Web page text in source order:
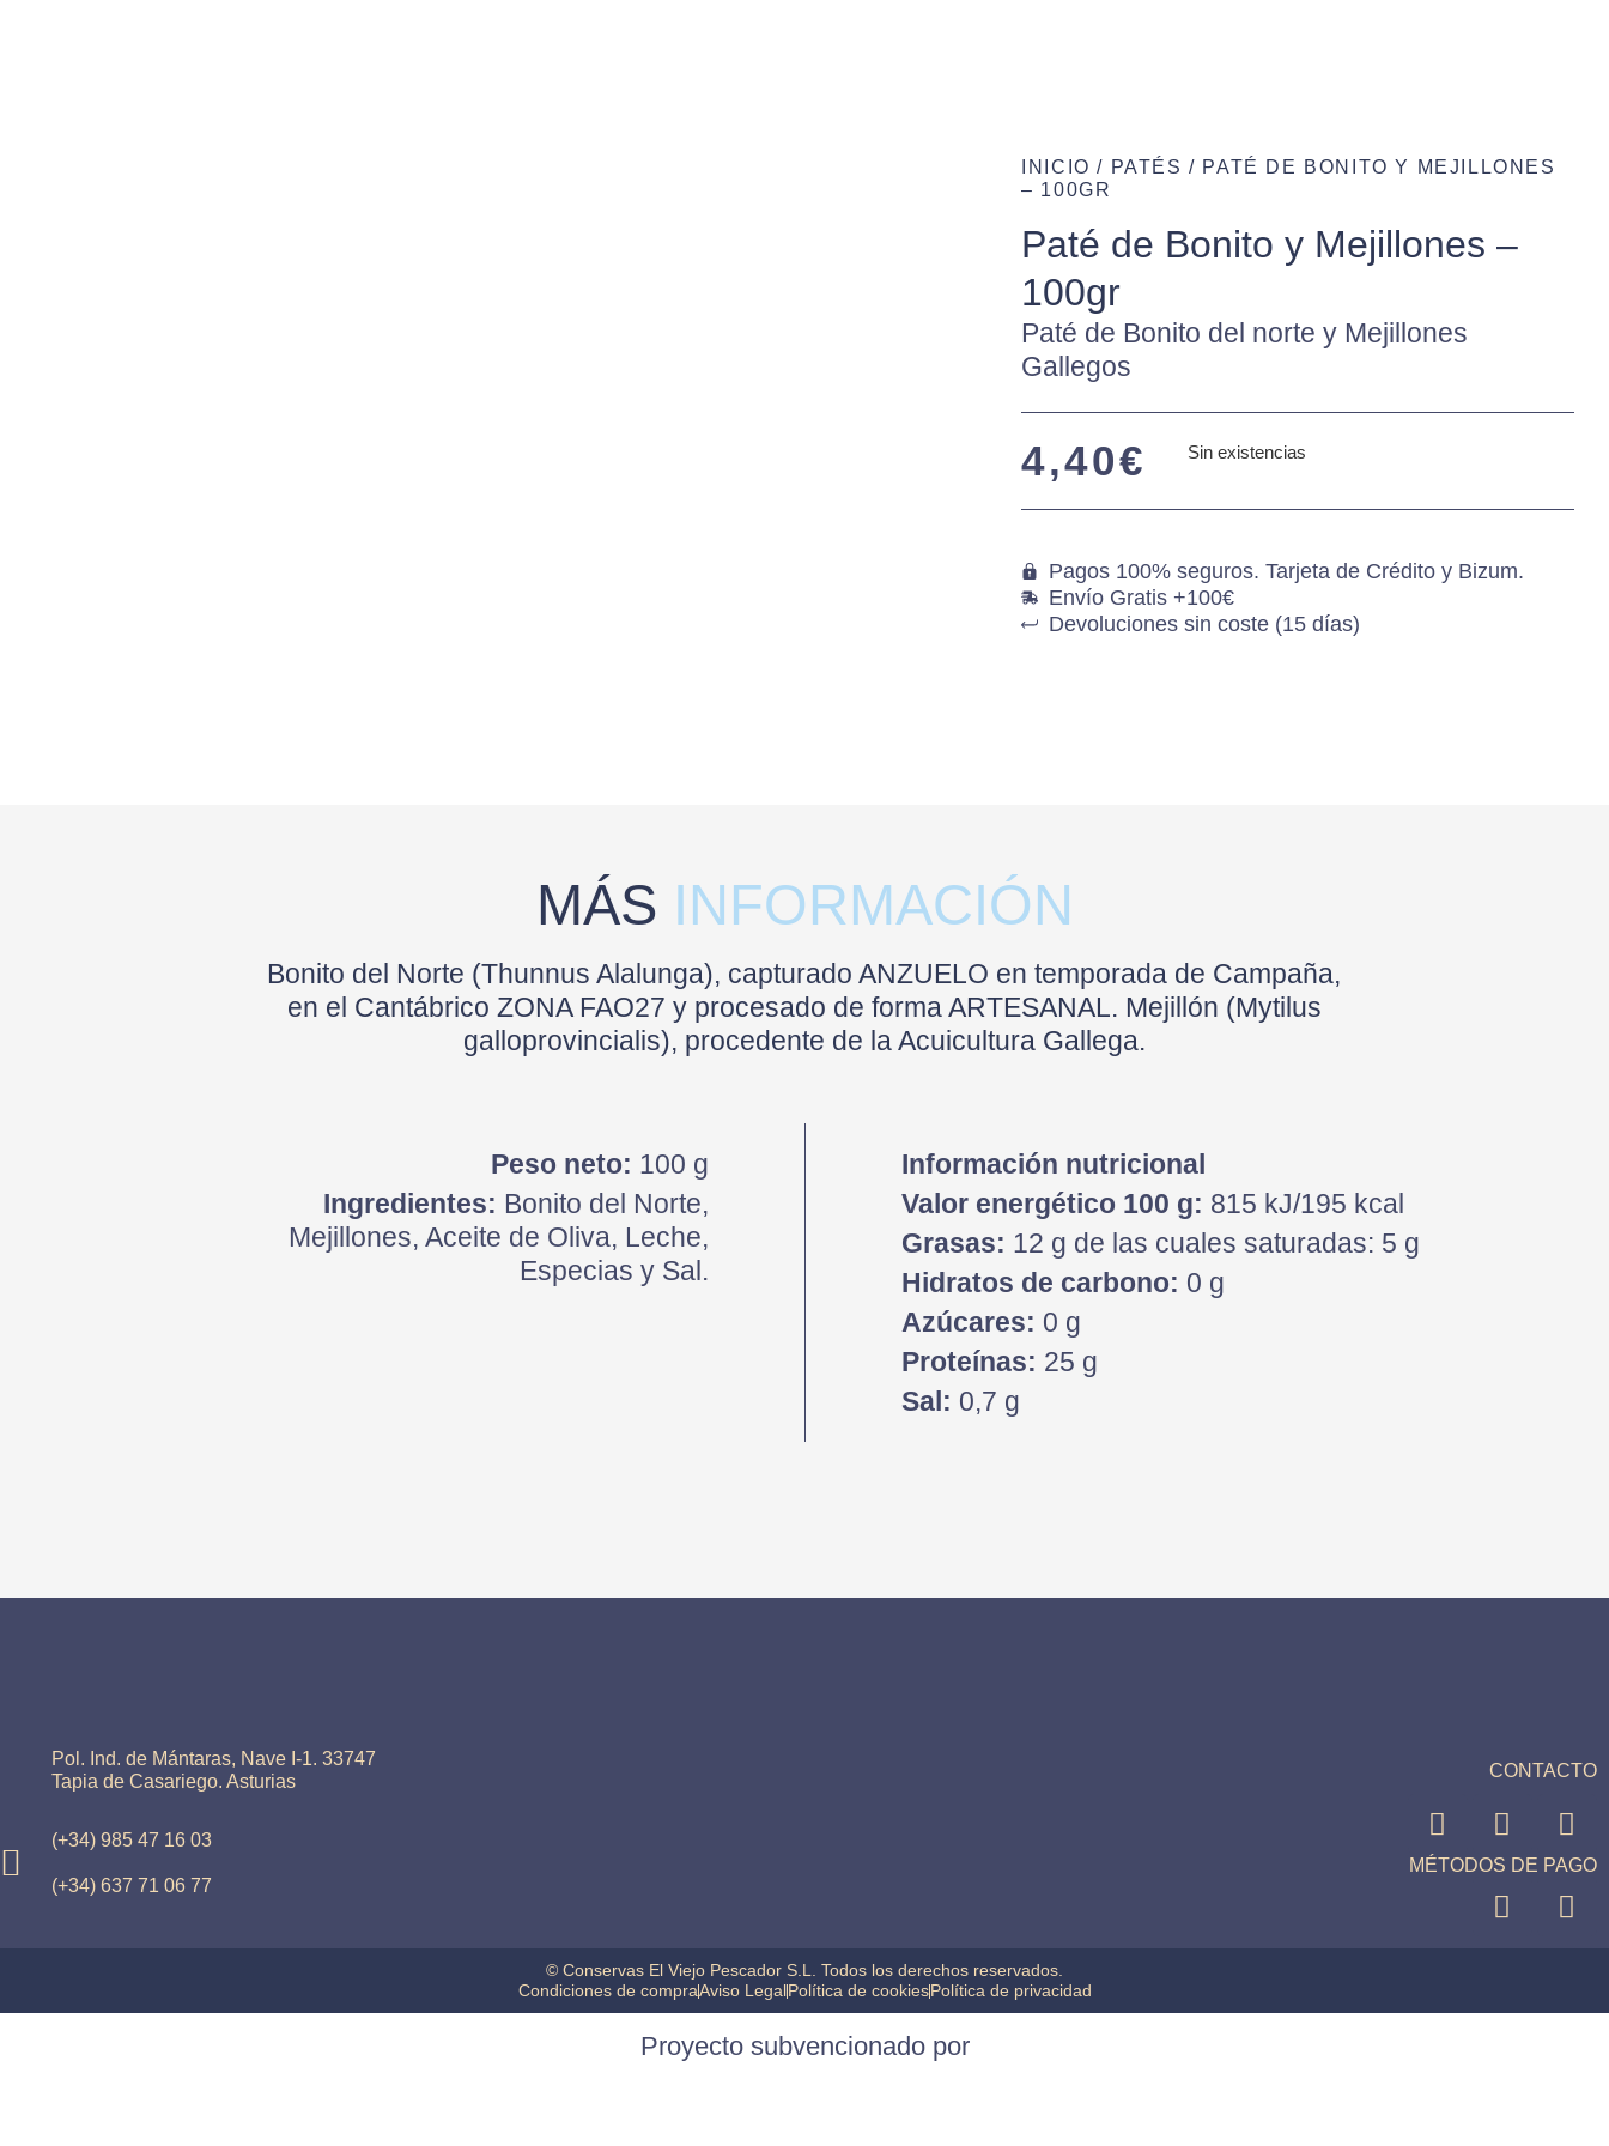
INICIO / PATÉS / PATÉ DE BONITO Y MEJILLONES
– 100GR
Paté de Bonito y Mejillones –
100gr
Paté de Bonito del norte y Mejillones
Gallegos
4,40€ Sin existencias
Pagos 100% seguros. Tarjeta de Crédito y Bizum.
Envío Gratis +100€
Devoluciones sin coste (15 días)
MÁS INFORMACIÓN
Bonito del Norte (Thunnus Alalunga), capturado ANZUELO en temporada de Campaña,
en el Cantábrico ZONA FAO27 y procesado de forma ARTESANAL. Mejillón (Mytilus
galloprovincialis), procedente de la Acuicultura Gallega.
Peso neto: 100 g
Ingredientes: Bonito del Norte,
Mejillones, Aceite de Oliva, Leche,
Especias y Sal.
Información nutricional
Valor energético 100 g: 815 kJ/195 kcal
Grasas: 12 g de las cuales saturadas: 5 g
Hidratos de carbono: 0 g
Azúcares: 0 g
Proteínas: 25 g
Sal: 0,7 g
Pol. Ind. de Mántaras, Nave I-1. 33747
Tapia de Casariego. Asturias
(+34) 985 47 16 03
(+34) 637 71 06 77
CONTACTO
MÉTODOS DE PAGO
© Conservas El Viejo Pescador S.L. Todos los derechos reservados.
Condiciones de compraAviso LegalPolítica de cookiesPolítica de privacidad
Proyecto subvencionado por